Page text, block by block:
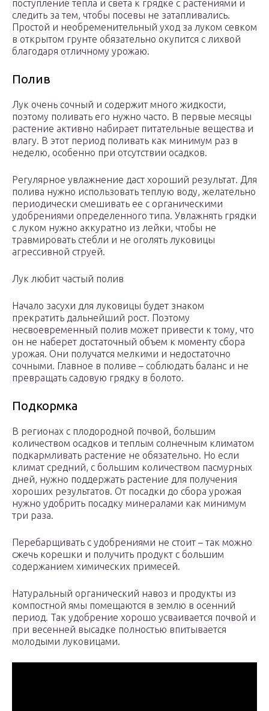
поступление тепла и света к грядке с растениями и
следить за тем, чтобы посевы не затапливались.
Простой и необременительный уход за луком севком
в открытом грунте обязательно окупится с лихвой
благодаря отличному урожаю.
Полив
Лук очень сочный и содержит много жидкости,
поэтому поливать его нужно часто. В первые месяцы
растение активно набирает питательные вещества и
влагу. В этот период поливать как минимум раз в
неделю, особенно при отсутствии осадков.
Регулярное увлажнение даст хороший результат. Для
полива нужно использовать теплую воду, желательно
периодически смешивать ее с органическими
удобрениями определенного типа. Увлажнять грядки
с луком нужно аккуратно из лейки, чтобы не
травмировать стебли и не оголять луковицы
агрессивной струей.
Лук любит частый полив
Начало засухи для луковицы будет знаком
прекратить дальнейший рост. Поэтому
несвоевременный полив может привести к тому, что
он не наберет достаточный объем к моменту сбора
урожая. Они получатся мелкими и недостаточно
сочными. Главное в поливе – соблюдать баланс и не
превращать садовую грядку в болото.
Подкормка
В регионах с плодородной почвой, большим
количеством осадков и теплым солнечным климатом
подкармливать растение не обязательно. Но если
климат средний, с большим количеством пасмурных
дней, нужно поддержать растение для получения
хороших результатов. От посадки до сбора урожая
нужно удобрить посадку минералами как минимум
три раза.
Перебарщивать с удобрениями не стоит – так можно
сжечь корешки и получить продукт с большим
содержанием химических примесей.
Натуральный органический навоз и продукты из
компостной ямы помещаются в землю в осенний
период. Так удобрение хорошо усваивается почвой и
при весенней высадке полностью впитывается
молодыми луковицами.